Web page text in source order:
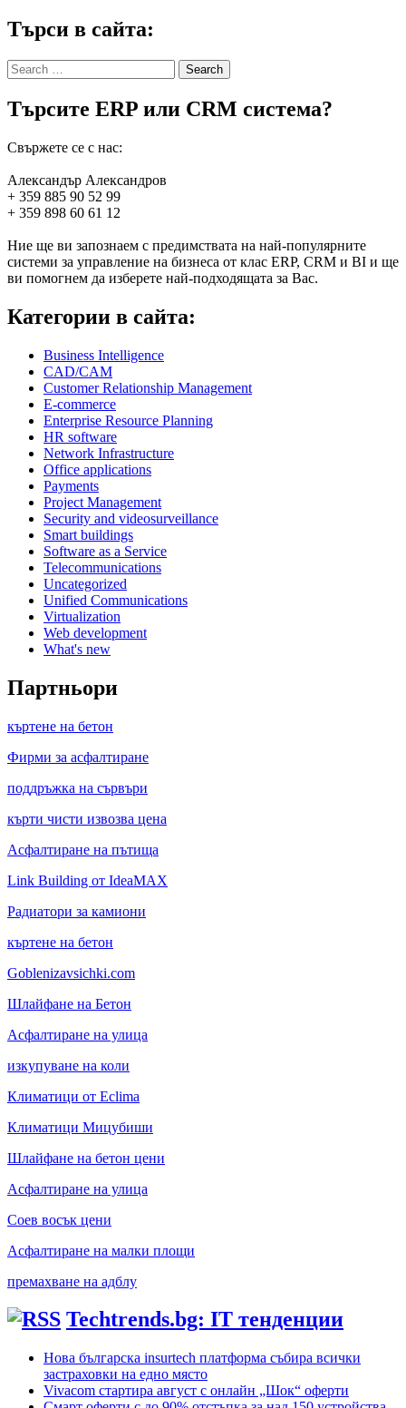
Търси в сайта:
Search
for:
Търсите ERP или CRM система?
Свържете се с нас:
Александър Александров
+ 359 885 90 52 99
+ 359 898 60 61 12
Ние ще ви запознаем с предимствата на най-популярните
системи за управление на бизнеса от клас ERP, CRM и BI и ще
ви помогнем да изберете най-подходящата за Вас.
Категории в сайта:
Business Intelligence
CAD/CAM
Customer Relationship Management
E-commerce
Enterprise Resource Planning
HR software
Network Infrastructure
Office applications
Payments
Project Management
Security and videosurveillance
Smart buildings
Software as a Service
Telecommunications
Uncategorized
Unified Communications
Virtualization
Web development
What's new
Партньори
къртене на бетон
Фирми за асфалтиране
поддръжка на сървъри
кърти чисти извозва цена
Асфалтиране на пътища
Link Building от IdeaMAX
Радиатори за камиони
къртене на бетон
Goblenizavsichki.com
Шлайфане на Бетон
Асфалтиране на улица
изкупуване на коли
Климатици от Eclima
Климатици Мицубиши
Шлайфане на бетон цени
Асфалтиране на улица
Соев восък цени
Асфалтиране на малки площи
премахване на адблу
Techtrends.bg: IT тенденции
Нова българска insurtech платформа събира всички
застраховки на едно място
Vivacom стартира август с онлайн „Шок“ оферти